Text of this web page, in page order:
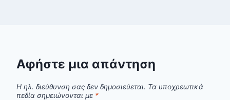
Αφήστε μια απάντηση
Η ηλ. διεύθυνση σας δεν δημοσιεύεται. Τα υποχρεωτικά
πεδία σημειώνονται με *